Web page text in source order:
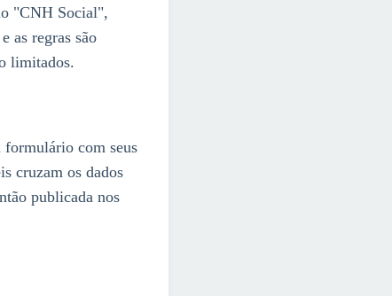
"CNH Social",
as regras são
limitados.
formulário com seus
cruzam os dados
publicada nos